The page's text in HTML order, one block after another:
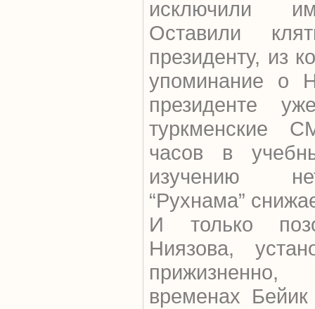
исключили
Оставили
президенту, из
упоминание о
президенте
туркменские
часов в
изучению
“Рухнама”
И только
Ниязова,
временах